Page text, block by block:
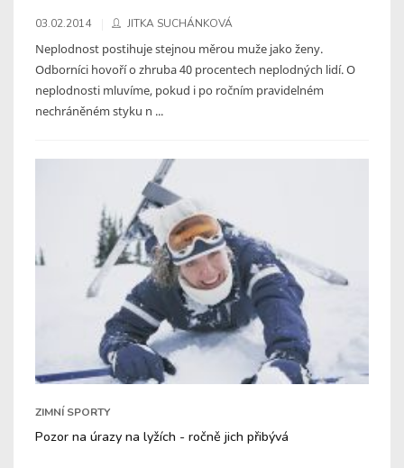
03.02.2014 JITKA SUCHÁNKOVÁ
Neplodnost postihuje stejnou měrou muže jako ženy.
Odborníci hovoří o zhruba 40 procentech neplodných lidí. O
neplodnosti mluvíme, pokud i po ročním pravidelném
nechráněném styku n ...
ZIMNÍ SPORTY
Pozor na úrazy na lyžích - ročně jich přibývá